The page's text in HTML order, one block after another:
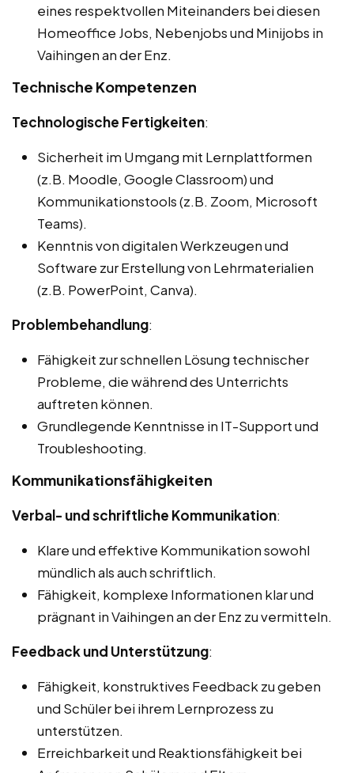
eines respektvollen Miteinanders bei diesen
Homeoffice Jobs, Nebenjobs und Minijobs in
Vaihingen an der Enz.
Technische Kompetenzen
Technologische Fertigkeiten:
Sicherheit im Umgang mit Lernplattformen
(z.B. Moodle, Google Classroom) und
Kommunikationstools (z.B. Zoom, Microsoft
Teams).
Kenntnis von digitalen Werkzeugen und
Software zur Erstellung von Lehrmaterialien
(z.B. PowerPoint, Canva).
Problembehandlung:
Fähigkeit zur schnellen Lösung technischer
Probleme, die während des Unterrichts
auftreten können.
Grundlegende Kenntnisse in IT-Support und
Troubleshooting.
Kommunikationsfähigkeiten
Verbal- und schriftliche Kommunikation:
Klare und effektive Kommunikation sowohl
mündlich als auch schriftlich.
Fähigkeit, komplexe Informationen klar und
prägnant in Vaihingen an der Enz zu vermitteln.
Feedback und Unterstützung:
Fähigkeit, konstruktives Feedback zu geben
und Schüler bei ihrem Lernprozess zu
unterstützen.
Erreichbarkeit und Reaktionsfähigkeit bei